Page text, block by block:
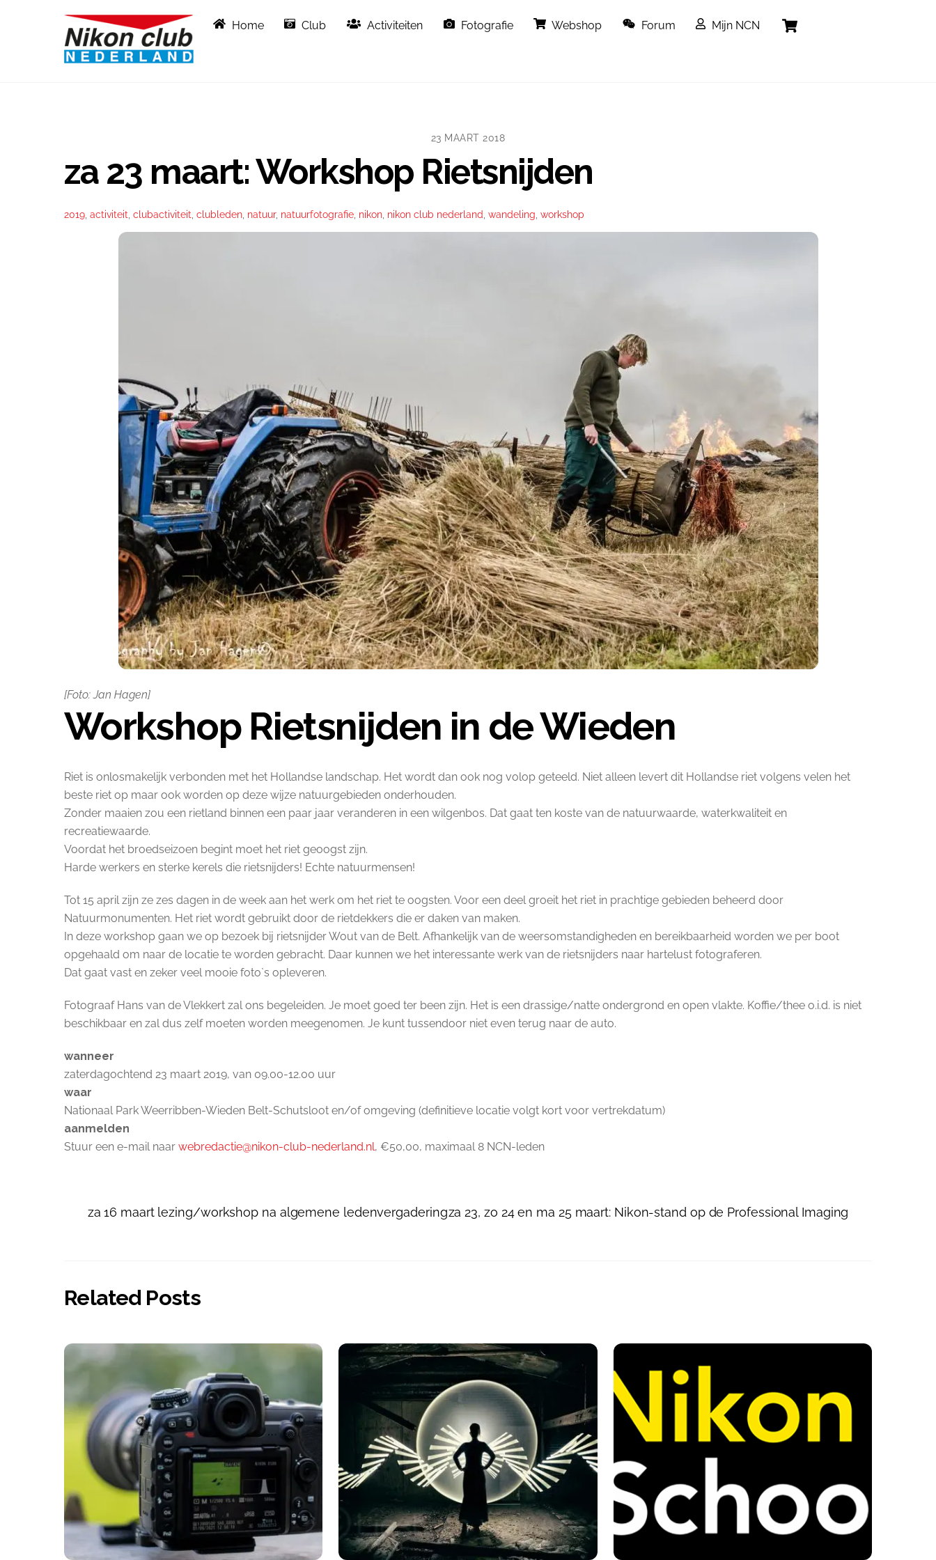
Home Club Activiteiten Fotografie Webshop Forum Mijn NCN
23 MAART 2018
za 23 maart: Workshop Rietsnijden
2019 activiteit clubactiviteit clubleden natuur, natuurfotografie nikon nikon club nederland wandeling workshop
[Foto: Jan Hagen]
Workshop Rietsnijden in de Wieden
Riet is onlosmakelijk verbonden met het Hollandse landschap. Het wordt dan ook nog volop geteeld. Niet alleen levert dit Hollandse riet volgens velen het
beste riet op maar ook worden op deze wijze natuurgebieden onderhouden.
Zonder maaien zou een rietland binnen een paar jaar veranderen in een wilgenbos. Dat gaat ten koste van de natuurwaarde, waterkwaliteit en
recreatiewaarde.
Voordat het broedseizoen begint moet het riet geoogst zijn.
Harde werkers en sterke kerels die rietsnijders! Echte natuurmensen!
Tot 15 april zijn ze zes dagen in de week aan het werk om het riet te oogsten. Voor een deel groeit het riet in prachtige gebieden beheerd door
Natuurmonumenten. Het riet wordt gebruikt door de rietdekkers die er daken van maken.
In deze workshop gaan we op bezoek bij rietsnijder Wout van de Belt. Afhankelijk van de weersomstandigheden en bereikbaarheid worden we per boot
opgehaald om naar de locatie te worden gebracht. Daar kunnen we het interessante werk van de rietsnijders naar hartelust fotograferen.
Dat gaat vast en zeker veel mooie foto`s opleveren.
Fotograaf Hans van de Vlekkert zal ons begeleiden. Je moet goed ter been zijn. Het is een drassige/natte ondergrond en open vlakte. Koffie/thee o.i.d. is niet
beschikbaar en zal dus zelf moeten worden meegenomen. Je kunt tussendoor niet even terug naar de auto.
wanneer
zaterdagochtend 23 maart 2019, van 09.00-12.00 uur
waar
Nationaal Park Weerribben-Wieden Belt-Schutsloot en/of omgeving (definitieve locatie volgt kort voor vertrekdatum)
aanmelden
Stuur een e-mail naar webredactie@nikon-club-nederland.nl, €50,00, maximaal 8 NCN-leden
za 16 maart lezing/workshop na algemene ledenvergaderingza 23, zo 24 en ma 25 maart: Nikon-stand op de Professional Imaging
Related Posts
To